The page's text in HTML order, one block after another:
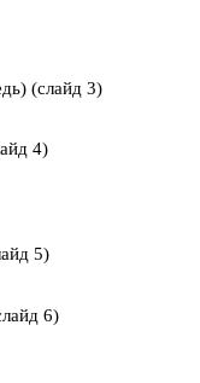
(слайд 3)
4)
5)
6)